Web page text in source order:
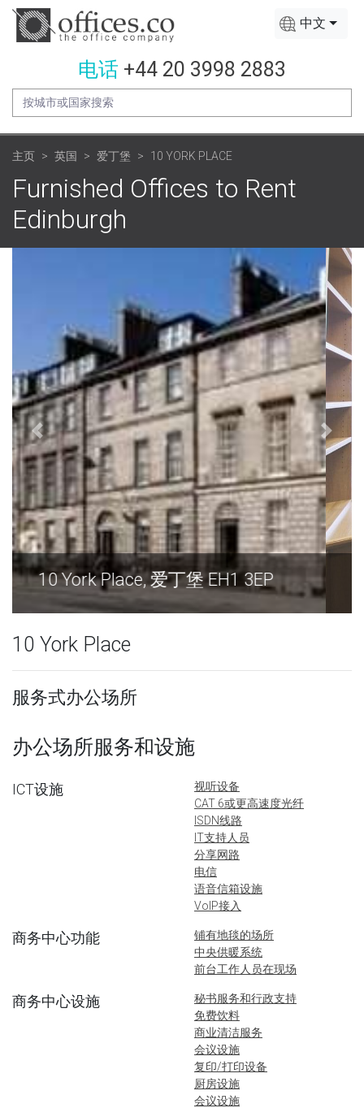
中文
电话 +44 20 3998 2883
主页 英国 爱丁堡 10 YORK PLACE
Furnished Offices to Rent
Edinburgh
10 York Place, 爱丁堡 EH1 3EP
10 York Place
服务式办公场所
办公场所服务和设施
ICT设施
视听设备
CAT 6或更高速度光纤
ISDN线路
IT支持人员
分享网路
电信
语音信箱设施
VoIP接入
商务中心功能
铺有地毯的场所
中央供暖系统
前台工作人员在现场
商务中心设施
秘书服务和行政支持
免费饮料
商业清洁服务
会议设施
复印/打印设备
厨房设施
会议设施